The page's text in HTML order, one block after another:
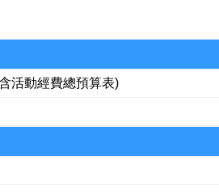
活動經費總預算表)
申請表